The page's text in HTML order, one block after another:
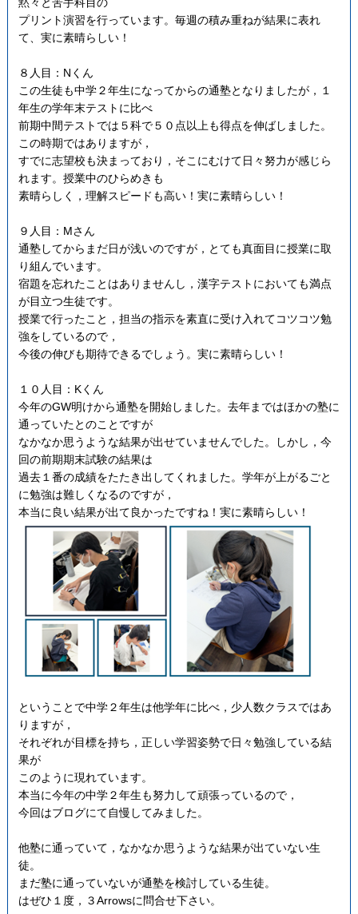
黙々と苦手科目の
プリント演習を行っています。毎週の積み重ねが結果に表れ
て、実に素晴らしい！
８人目：Nくん
この生徒も中学２年生になってからの通塾となりましたが，１
年生の学年末テストに比べ
前期中間テストでは５科で５０点以上も得点を伸ばしました。
この時期ではありますが，
すでに志望校も決まっており，そこにむけて日々努力が感じら
れます。授業中のひらめきも
素晴らしく，理解スピードも高い！実に素晴らしい！
９人目：Mさん
通塾してからまだ日が浅いのですが，とても真面目に授業に取
り組んでいます。
宿題を忘れたことはありませんし，漢字テストにおいても満点
が目立つ生徒です。
授業で行ったこと，担当の指示を素直に受け入れてコツコツ勉
強をしているので，
今後の伸びも期待できるでしょう。実に素晴らしい！
１０人目：Kくん
今年のGW明けから通塾を開始しました。去年まではほかの塾に
通っていたとのことですが
なかなか思うような結果が出せていませんでした。しかし，今
回の前期期末試験の結果は
過去１番の成績をたたき出してくれました。学年が上がるごと
に勉強は難しくなるのですが，
本当に良い結果が出て良かったですね！実に素晴らしい！
ということで中学２年生は他学年に比べ，少人数クラスではあ
りますが，
それぞれが目標を持ち，正しい学習姿勢で日々勉強している結
果が
このように現れています。
本当に今年の中学２年生も努力して頑張っているので，
今回はブログにて自慢してみました。
他塾に通っていて，なかなか思うような結果が出ていない生
徒。
まだ塾に通っていないが通塾を検討している生徒。
はぜひ１度，３Arrowsに問合せ下さい。